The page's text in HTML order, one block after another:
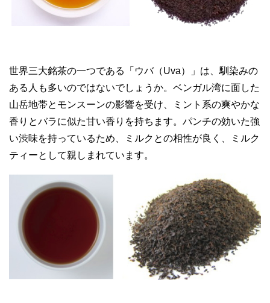
世界三大銘茶の一つである「ウバ（Uva）」は、馴染みの
ある人も多いのではないでしょうか。ベンガル湾に面した
山岳地帯とモンスーンの影響を受け、ミント系の爽やかな
香りとバラに似た甘い香りを持ちます。パンチの効いた強
い渋味を持っているため、ミルクとの相性が良く、ミルク
ティーとして親しまれています。